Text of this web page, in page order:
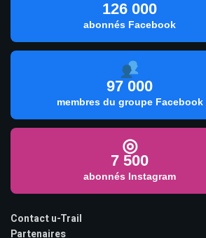
126 000
abonnés Facebook
97 000
membres du groupe Facebook
◎
7 500
abonnés Instagram
Contact u-Trail
Partenaires